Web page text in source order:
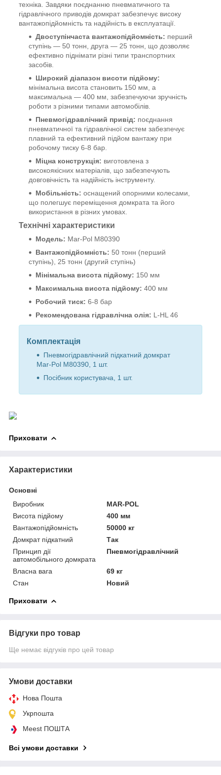
техніка. Завдяки поєднанню пневматичного та
гідравлічного приводів домкрат забезпечує високу
вантажопідйомність та надійність в експлуатації.
Двоступінчаста вантажопідйомність: перший
ступінь — 50 тонн, друга — 25 тонн, що дозволяє
ефективно піднімати різні типи транспортних
засобів.
Широкий діапазон висоти підйому:
мінімальна висота становить 150 мм, а
максимальна — 400 мм, забезпечуючи зручність
роботи з різними типами автомобілів.
Пневмогідравлічний привід: поєднання
пневматичної та гідравлічної систем забезпечує
плавний та ефективний підйом вантажу при
робочому тиску 6-8 бар.
Міцна конструкція: виготовлена з
високоякісних матеріалів, що забезпечують
довговічність та надійність інструменту.
Мобільність: оснащений опорними колесами,
що полегшує переміщення домкрата та його
використання в різних умовах.
Технічні характеристики
Модель: Mar-Pol M80390
Вантажопідйомність: 50 тонн (перший
ступінь), 25 тонн (другий ступінь)
Мінімальна висота підйому: 150 мм
Максимальна висота підйому: 400 мм
Робочий тиск: 6-8 бар
Рекомендована гідравлічна олія: L-HL 46
Комплектація
Пневмогідравлічний підкатний домкрат
Mar-Pol M80390, 1 шт.
Посібник користувача, 1 шт.
Приховати
Характеристики
Основні
Виробник
MAR-POL
Висота підйому
400 мм
Вантажопідйомність
50000 кг
Домкрат підкатний
Так
Принцип дії
автомобільного домкрата
Пневмогідравлічний
Власна вага
69 кг
Стан
Новий
Приховати
Відгуки про товар
Ще немає відгуків про цей товар
Умови доставки
Нова Пошта
Укрпошта
Meest ПОШТА
Всі умови доставки